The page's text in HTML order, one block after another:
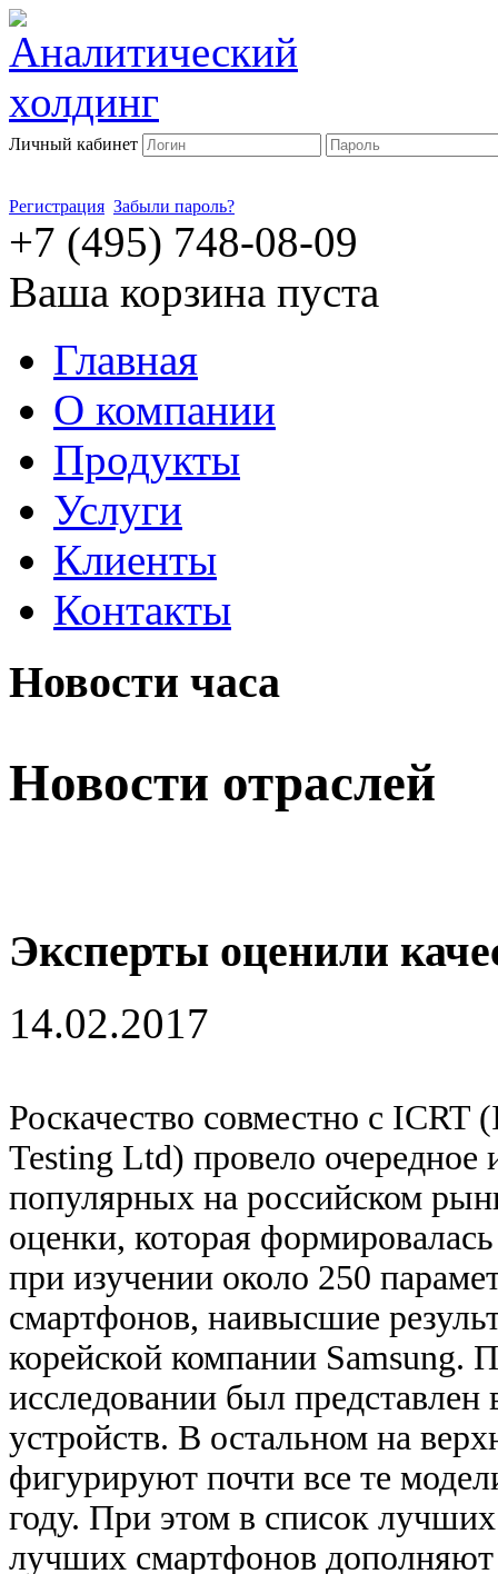
Личный кабинет
Регистрация Забыли пароль?
+7 (495) 748-08-09
Ваша корзина пуста
Главная
О компании
Продукты
Услуги
Клиенты
Контакты
Новости часа
Новости отраслей
Эксперты оценили
14.02.2017
Роскачество совместно с ICRT
Testing Ltd) провело
популярных на российском
оценки, которая
при изучении около 250
смартфонов, наивысшие
корейской компании Samsung.
исследовании был
устройств. В остальном на
фигурируют почти все те
году. При этом в список
лучших смартфонов